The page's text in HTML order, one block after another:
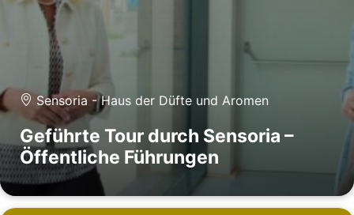
Sensoria - Haus der Düfte und Aromen
Geführte Tour durch Sensoria –
Öffentliche Führungen